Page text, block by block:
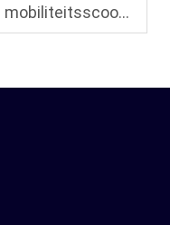
voor thuis, buiten en reizen